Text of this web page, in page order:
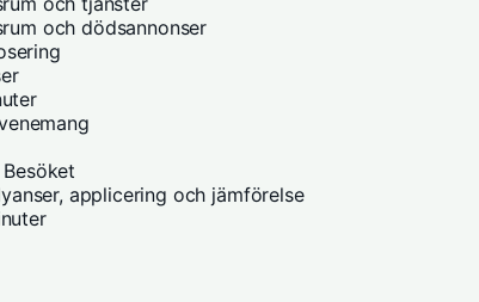
och dödsannonser
applicering och jämförelse